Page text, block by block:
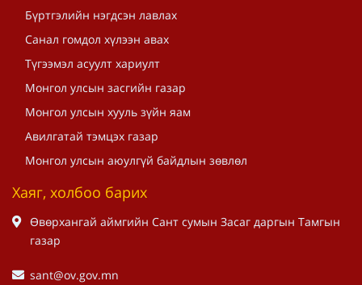
Бүртгэлийн нэгдсэн лавлах
Санал гомдол хүлээн авах
Түгээмэл асуулт хариулт
Монгол улсын засгийн газар
Монгол улсын хууль зүйн яам
Авилгатай тэмцэх газар
Монгол улсын аюулгүй байдлын зөвлөл
Хаяг, холбоо барих
Өвөрхангай аймгийн Сант сумын Засаг даргын Тамгын
газар
sant@ov.gov.mn